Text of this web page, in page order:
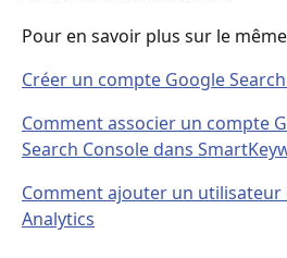
Pour en savoir plus sur le
Créer un compte Google
Comment associer un compte
Search Console dans
Comment ajouter un utilisateur
Analytics